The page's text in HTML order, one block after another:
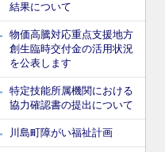
結果について
物価高騰対応重点支援地方
創生臨時交付金の活用状況
を公表します
特定技能所属機関における
協力確認書の提出について
川島町障がい福祉計画